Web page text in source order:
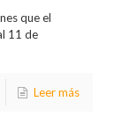
que el
11 de
Leer más